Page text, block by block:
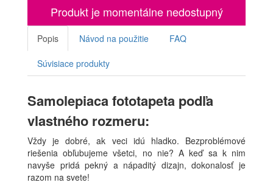
Produkt je momentálne nedostupný
Popis Návod na použitie FAQ
Súvisiace produkty
Samolepiaca fototapeta podľa
vlastného rozmeru:
Vždy je dobré, ak veci idú hladko. Bezproblémové
riešenia obľubujeme všetci, no nie? A keď sa k nim
navyše pridá pekný a nápaditý dizajn, dokonalosť je
razom na svete!